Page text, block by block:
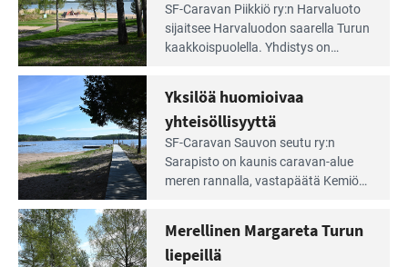
Lue
Leirintäoppaan
artikkeli:
Meren
äärellä
ja
vehreän
virkistysalueen
laidalla
SF-Caravan Piikkiö ry:n Harvaluoto
sijait­see Harvaluodon saarella Turun
kaakkois­puolella. Yhdistys on
virkistysalueesta.
Lue
Leirintäoppaan
artikkeli:
Yksilöä
huomioivaa
yhteisöllisyyttä
Yksilöä huomioivaa
yhteisöllisyyttä
SF-Caravan Sauvon seutu ry:n
Sarapisto on kaunis caravan-alue
meren rannalla, vasta­päätä Kemiön
kymmenen paikkaa ilman sähköä.
Merellinen Margareta Turun
liepeillä